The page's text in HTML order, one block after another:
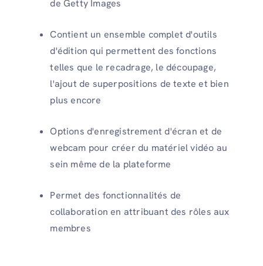
de Getty Images
Contient un ensemble complet d'outils
d'édition qui permettent des fonctions
telles que le recadrage, le découpage,
l'ajout de superpositions de texte et bien
plus encore
Options d'enregistrement d'écran et de
webcam pour créer du matériel vidéo au
sein même de la plateforme
Permet des fonctionnalités de
collaboration en attribuant des rôles aux
membres